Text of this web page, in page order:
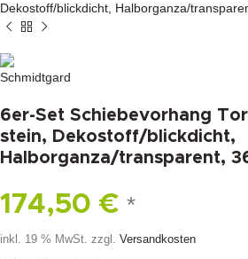
Dekostoff/blickdicht, Halborganza/
6er-Set Schiebevorhang
stein, Dekostoff/blickdicht,
Halborganza/transparent,
174,50 € *
inkl. 19 % MwSt. zzgl. Versandkosten